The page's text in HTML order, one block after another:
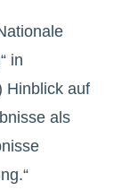
in
Hinblick auf
als